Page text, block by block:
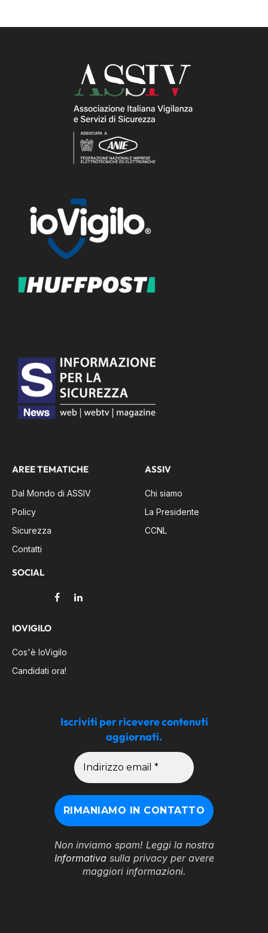
AREE TEMATICHE
Dal Mondo di ASSIV
Policy
Sicurezza
Contatti
SOCIAL
FacebookLinkedIn
ASSIV
Chi siamo
La Presidente
CCNL
IOVIGILO
Cos'è IoVigilo
Candidati ora!
Iscriviti per ricevere contenuti
aggiornati.
Non inviamo spam! Leggi la nostra
Informativasulla privacy per avere
maggiori informazioni.